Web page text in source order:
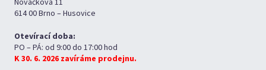
614 00 Brno – Husovice
Otevírací doba:
PO – PÁ: od 9:00 do 17:00 hod
K 30. 6. 2026 zavíráme prodejnu.